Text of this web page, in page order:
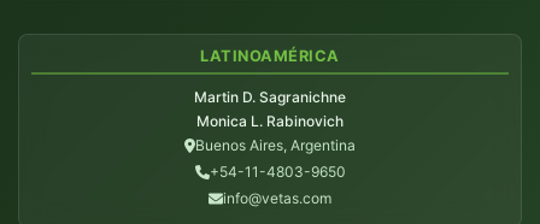
LATINOAMÉRICA
Martin D. Sagranichne
Monica L. Rabinovich
Buenos Aires, Argentina
+54-11-4803-9650
info@vetas.com